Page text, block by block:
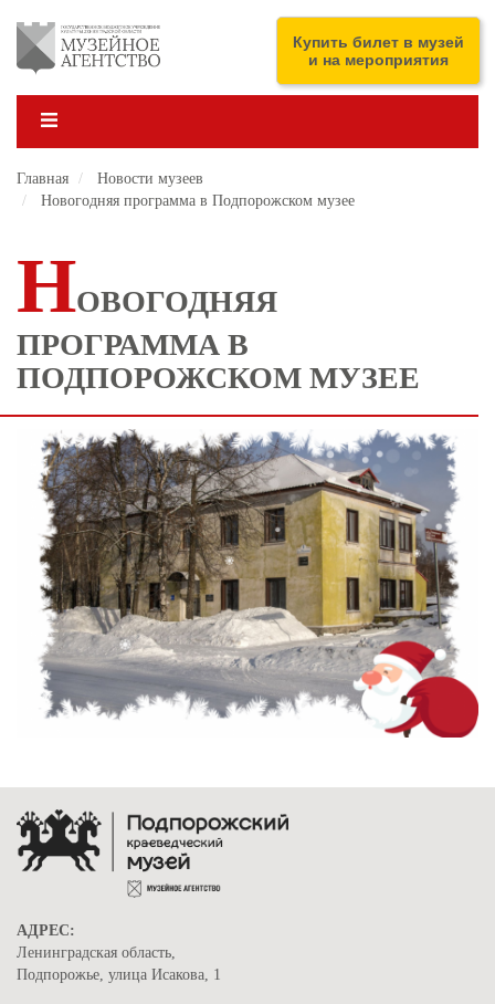
основному
содержанию
ENG
Купить билет в музей
и на мероприятия
Главная
Новости музеев
Новогодняя программа в Подпорожском музее
НОВОГОДНЯЯ
ПРОГРАММА В
ПОДПОРОЖСКОМ МУЗЕЕ
АДРЕС:
Ленинградская область,
Подпорожье, улица Исакова, 1